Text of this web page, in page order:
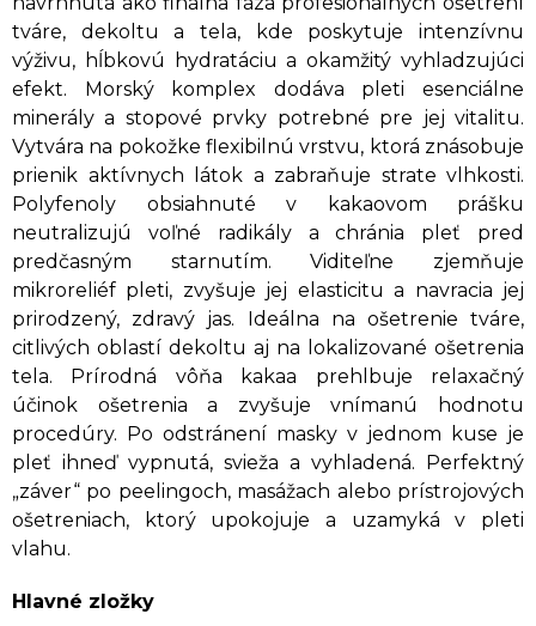
tváre, dekoltu a tela, kde poskytuje intenzívnu
výživu, hĺbkovú hydratáciu a okamžitý vyhladzujúci
efekt. Morský komplex dodáva pleti esenciálne
minerály a stopové prvky potrebné pre jej vitalitu.
Vytvára na pokožke flexibilnú vrstvu, ktorá znásobuje
prienik aktívnych látok a zabraňuje strate vlhkosti.
Polyfenoly obsiahnuté v kakaovom prášku
neutralizujú voľné radikály a chránia pleť pred
predčasným starnutím. Viditeľne zjemňuje
mikroreliéf pleti, zvyšuje jej elasticitu a navracia jej
prirodzený, zdravý jas. Ideálna na ošetrenie tváre,
citlivých oblastí dekoltu aj na lokalizované ošetrenia
tela. Prírodná vôňa kakaa prehlbuje relaxačný
účinok ošetrenia a zvyšuje vnímanú hodnotu
procedúry. Po odstránení masky v jednom kuse je
pleť ihneď vypnutá, svieža a vyhladená. Perfektný
„záver“ po peelingoch, masážach alebo prístrojových
ošetreniach, ktorý upokojuje a uzamyká v pleti
vlahu.
Hlavné zložky